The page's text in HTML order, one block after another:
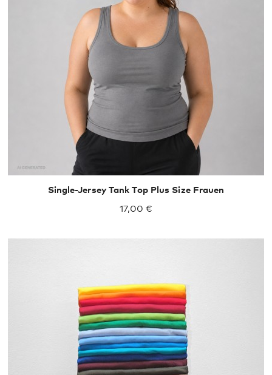
Single-Jersey Tank Top Plus Size Frauen
17,00 €